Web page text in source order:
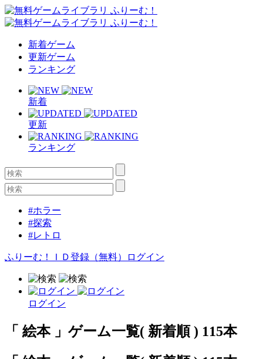
新着ゲーム
更新ゲーム
ランキング
新着
更新
ランキング
#ホラー
#探索
#レトロ
ふりーむ！ＩＤ登録（無料） ログイン
ログイン
「 絵本 」ゲーム一覧( 新着順 ) 115本